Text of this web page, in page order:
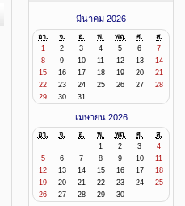
มีนาคม 2026
อา. จ. อ. พ. พฤ. ศ.
ส.
1
2 3 4 5 6
7
8
9 10 11 12 13
14
15
16 17 18 19 20
21
22
23 24 25 26 27
28
29
30 31
เมษายน 2026
อา. จ. อ. พ. พฤ. ศ.
ส.
1
2 3
4
5
6 7 8 9 10
11
12
13 14 15 16 17
18
19
20 21 22 23 24
25
26
27 28 29 30